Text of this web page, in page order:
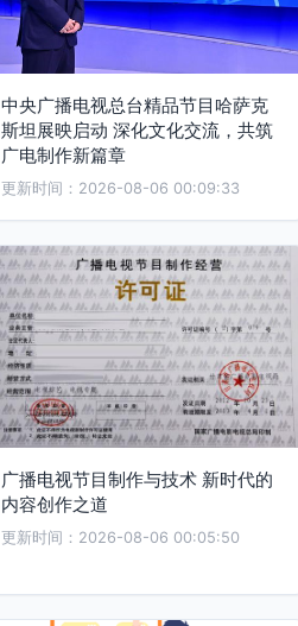
中央广播电视总台精品节目哈萨克
斯坦展映启动 深化文化交流，共筑
广电制作新篇章
更新时间：2026-08-06 00:09:33
广播电视节目制作与技术 新时代的
内容创作之道
更新时间：2026-08-06 00:05:50